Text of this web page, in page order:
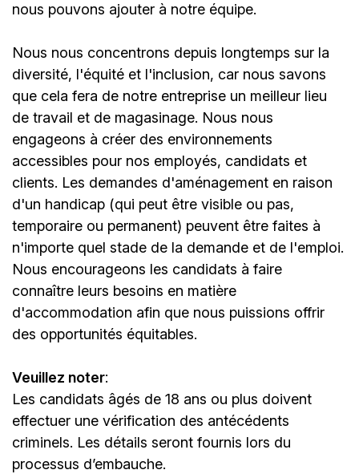
nous pouvons ajouter à notre équipe.
Nous nous concentrons depuis longtemps sur la
diversité, l'équité et l'inclusion, car nous savons
que cela fera de notre entreprise un meilleur lieu
de travail et de magasinage. Nous nous
engageons à créer des environnements
accessibles pour nos employés, candidats et
clients. Les demandes d'aménagement en raison
d'un handicap (qui peut être visible ou pas,
temporaire ou permanent) peuvent être faites à
n'importe quel stade de la demande et de l'emploi.
Nous encourageons les candidats à faire
connaître leurs besoins en matière
d'accommodation afin que nous puissions offrir
des opportunités équitables.
Veuillez noter:
Les candidats âgés de 18 ans ou plus doivent
effectuer une vérification des antécédents
criminels. Les détails seront fournis lors du
processus d’embauche.